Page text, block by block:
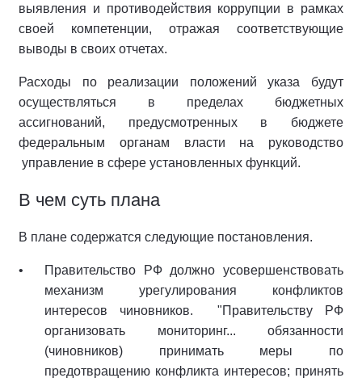
выявления и противодействия коррупции в рамках
своей компетенции, отражая соответствующие
выводы в своих отчетах.
Расходы по реализации положений указа будут
осуществляться в пределах бюджетных
ассигнований, предусмотренных в бюджете
федеральным органам власти на руководство
управление в сфере установленных функций.
В чем суть плана
В плане содержатся следующие постановления.
Правительство РФ должно усовершенствовать
механизм урегулирования конфликтов
интересов чиновников. "Правительству РФ
организовать мониторинг... обязанности
(чиновников) принимать меры по
предотвращению конфликта интересов; принять